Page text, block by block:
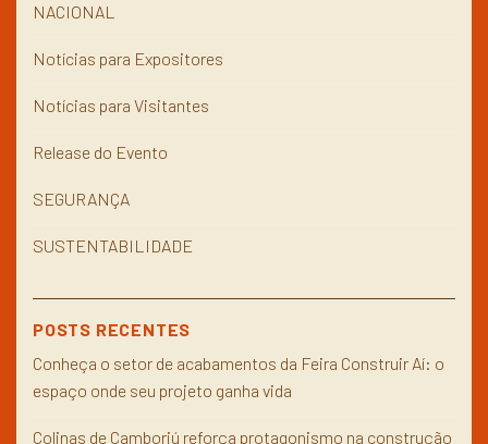
NACIONAL
Notícias para Expositores
Notícias para Visitantes
Release do Evento
SEGURANÇA
SUSTENTABILIDADE
POSTS RECENTES
Conheça o setor de acabamentos da Feira Construir Aí: o
espaço onde seu projeto ganha vida
Colinas de Camboriú reforça protagonismo na construção